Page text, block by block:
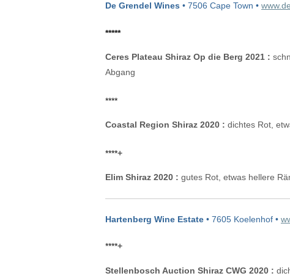
De Grendel Wines • 7506 Cape Town •
*****
Ceres Plateau Shiraz Op die Berg 2021 :
Abgang
****
Coastal Region Shiraz 2020 : dichtes Rot,
****+
Elim Shiraz 2020 : gutes Rot, etwas hellere
Hartenberg Wine Estate • 7605 Koelenhof •
****+
Stellenbosch Auction Shiraz CWG 2020 :